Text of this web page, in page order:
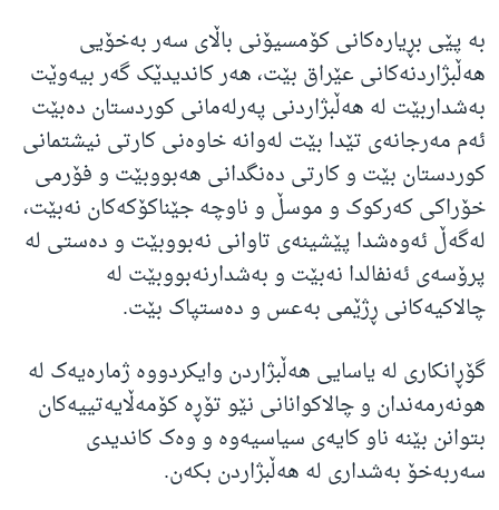
بە پێی بڕیارەکانی کۆمسیۆنی باڵای سەر بەخۆیی
هەڵبژاردنەکانی عێراق بێت، هەر کاندیدێک گەر بیەوێت
بەشداربێت لە هەڵبژاردنی پەرلەمانی کوردستان دەبێت
ئەم مەرجانەی تێدا بێت لەوانە خاوەنی کارتی نیشتمانی
کوردستان بێت و کارتی دەنگدانی هەبووبێت و فۆرمی
خۆراکی کەرکوک و موسڵ و ناوچە جێناکۆکەکان نەبێت،
لەگەڵ ئەوەشدا پێشینەی تاوانی نەبووبێت و دەستی لە
پرۆسەی ئەنفالدا نەبێت و بەشدارنەبووبێت لە
چالاکیەکانی ڕژێمی بەعس و دەستپاک بێت.
گۆڕانکاری لە یاسایی هەڵبژاردن وایکردووە ژمارەیەک لە
هونەرمەندان و چالاکوانانی نێو تۆڕە کۆمەڵایەتییەکان
بتوانن بێنە ناو کایەی سیاسیەوە و وەک کاندیدی
سەربەخۆ بەشداری لە هەڵبژاردن بکەن.